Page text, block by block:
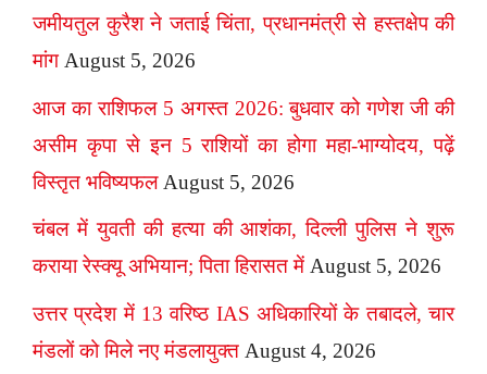
जमीयतुल कुरैश ने जताई चिंता, प्रधानमंत्री से हस्तक्षेप की
मांग August 5, 2026
आज का राशिफल 5 अगस्त 2026: बुधवार को गणेश जी की
असीम कृपा से इन 5 राशियों का होगा महा-भाग्योदय, पढ़ें
विस्तृत भविष्यफल August 5, 2026
चंबल में युवती की हत्या की आशंका, दिल्ली पुलिस ने शुरू
कराया रेस्क्यू अभियान; पिता हिरासत में August 5, 2026
उत्तर प्रदेश में 13 वरिष्ठ IAS अधिकारियों के तबादले, चार
मंडलों को मिले नए मंडलायुक्त August 4, 2026